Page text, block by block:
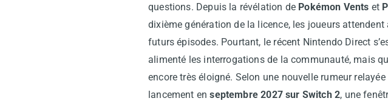
questions. Depuis la révélation de Pokémon Vents et
dixième génération de la licence, les joueurs
futurs épisodes. Pourtant, le récent Nintendo Direct
alimenté les interrogations de la communauté, mais
encore très éloigné. Selon une nouvelle rumeur
lancement enseptembre 2027 sur Switch 2, une